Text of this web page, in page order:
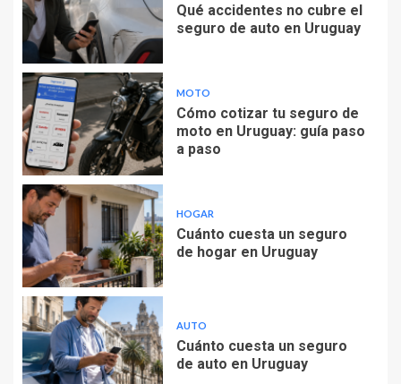
Qué accidentes no cubre el
seguro de auto en Uruguay
MOTO
Cómo cotizar tu seguro de
moto en Uruguay: guía paso
a paso
HOGAR
Cuánto cuesta un seguro
de hogar en Uruguay
AUTO
Cuánto cuesta un seguro
de auto en Uruguay